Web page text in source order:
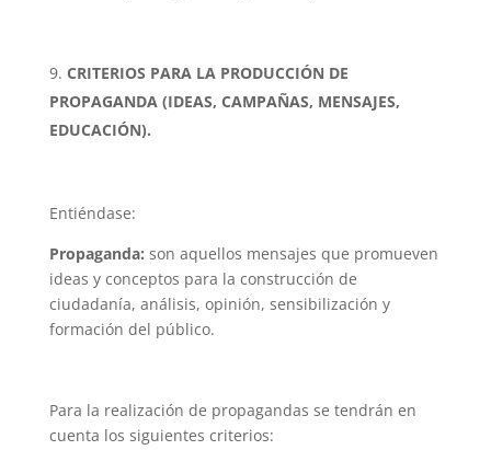
CRITERIOS PARA LA PRODUCCIÓN DE
PROPAGANDA (IDEAS, CAMPAÑAS, MENSAJES,
EDUCACIÓN).
Entiéndase:
Propaganda: son aquellos mensajes que promueven
ideas y conceptos para la construcción de
ciudadanía, análisis, opinión, sensibilización y
formación del público.
Para la realización de propagandas se tendrán en
cuenta los siguientes criterios: